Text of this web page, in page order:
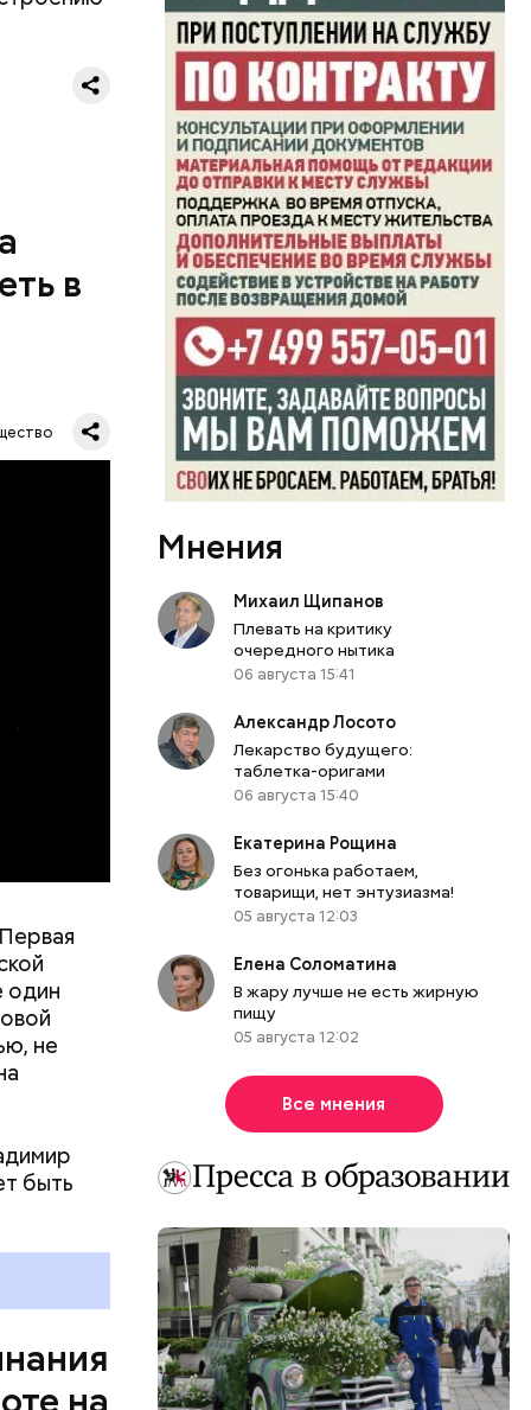
в
один
не
быть
метров.
Мы были
Мнения
Михаил Щипанов
Плевать на критику
очередного нытика
06 августа 15:41
Александр Лосото
Лекарство будущего:
таблетка-оригами
06 августа 15:40
Екатерина Рощина
Без огонька работаем,
товарищи, нет энтузиазма!
05 августа 12:03
Елена Соломатина
В жару лучше не есть жирную
пищу
05 августа 12:02
Все мнения